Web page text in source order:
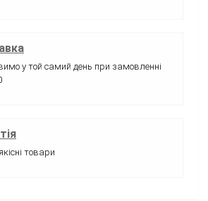
у той самий день при замовленні
товари